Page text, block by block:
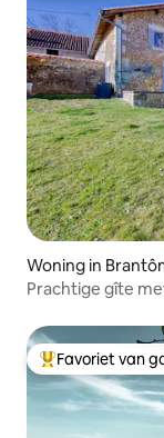
Woning in
Prachtige gîte
Topfavoriet van
Favoriet van